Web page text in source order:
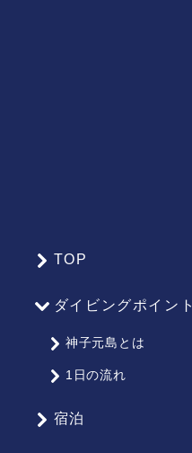
TOP
ダイビングポイント
神子元島とは
1日の流れ
宿泊